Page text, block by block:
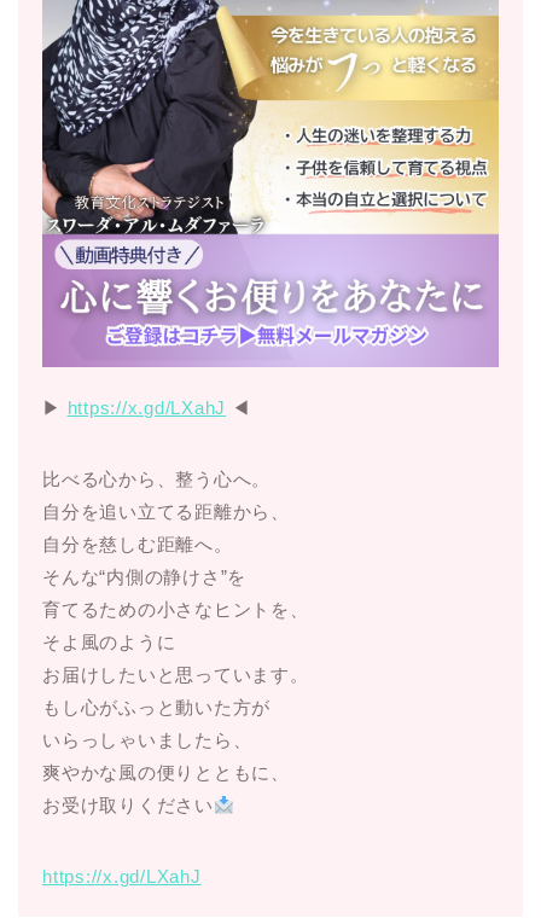
▶︎ https://x.gd/LXahJ ◀︎
比べる心から、整う心へ。
自分を追い立てる距離から、
自分を慈しむ距離へ。
そんな“内側の静けさ”を
育てるための小さなヒントを、
そよ風のように
お届けしたいと思っています。
もし心がふっと動いた方が
いらっしゃいましたら、
爽やかな風の便りとともに、
お受け取りください
https://x.gd/LXahJ